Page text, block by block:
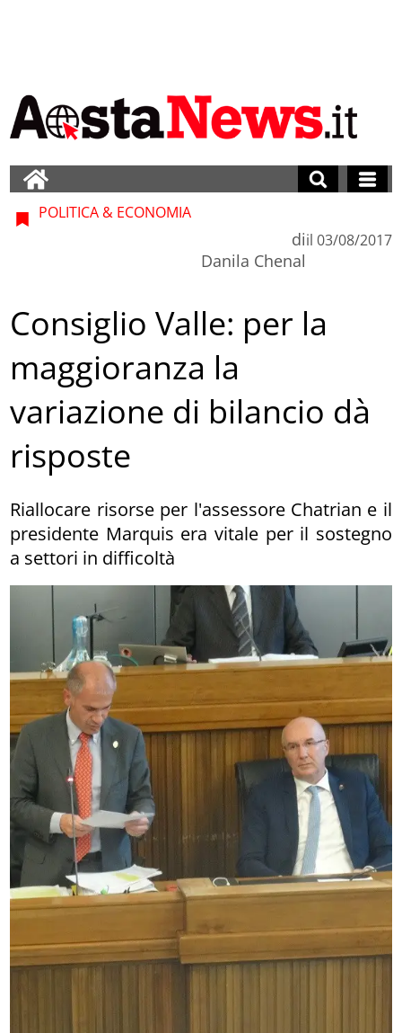
POLITICA & ECONOMIA
di
Danila Chenal
il 03/08/2017
Consiglio Valle: per la
maggioranza la
variazione di bilancio dà
risposte
Riallocare risorse per l'assessore Chatrian e il
presidente Marquis era vitale per il sostegno
a settori in difficoltà